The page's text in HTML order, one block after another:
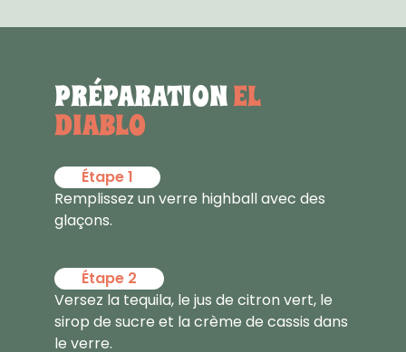
PRÉPARATIONEL
DIABLO
Étape 1
Remplissez un verre highball avec des
glaçons.
Étape 2
Versez la tequila, le jus de citron vert, le
sirop de sucre et la crème de cassis dans
le verre.